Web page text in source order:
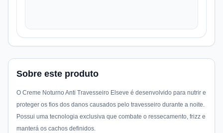
Sobre este produto
O Creme Noturno Anti Travesseiro Elseve é desenvolvido para nutrir e
proteger os fios dos danos causados pelo travesseiro durante a noite.
Possui uma tecnologia exclusiva que combate o ressecamento, frizz e
manterá os cachos definidos.